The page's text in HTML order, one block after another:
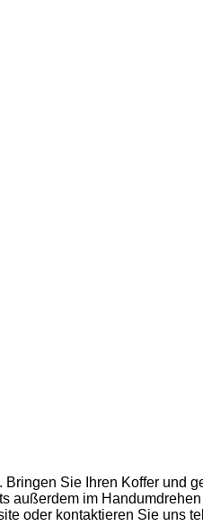
Sie Ihren Koffer und
außerdem im
oder kontaktieren Sie uns